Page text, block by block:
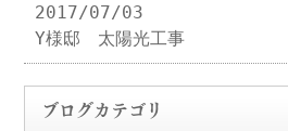
2017/07/03
Y様邸 太陽光工事
ブログカテゴリ